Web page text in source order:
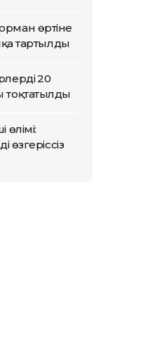
өртіне
тартылды
20
өзгеріссіз